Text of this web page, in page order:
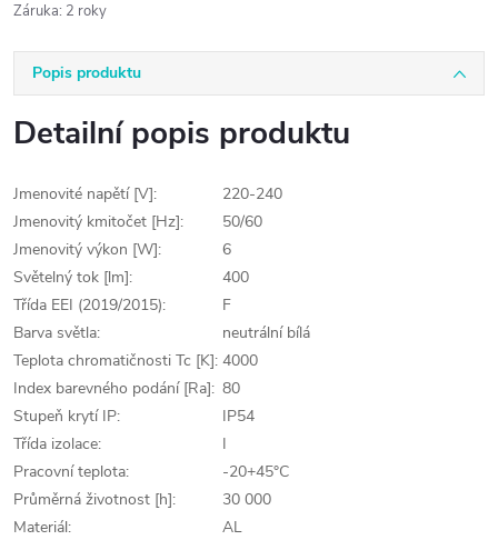
Záruka: 2 roky
Popis produktu
Detailní popis produktu
Jmenovité napětí [V]:
220-240
Jmenovitý kmitočet [Hz]:
50/60
Jmenovitý výkon [W]:
6
Světelný tok [lm]:
400
Třída EEI (2019/2015):
F
Barva světla:
neutrální bílá
Teplota chromatičnosti Tc [K]: 4000
Index barevného podání [Ra]: 80
Stupeň krytí IP:
IP54
Třída izolace:
I
Pracovní teplota:
-20+45°C
Průměrná životnost [h]:
30 000
Materiál:
AL